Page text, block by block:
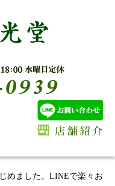
めました。LINEで楽々お